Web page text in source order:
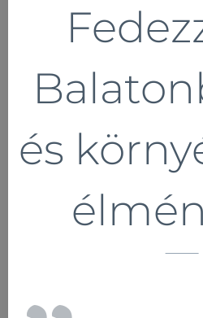
és